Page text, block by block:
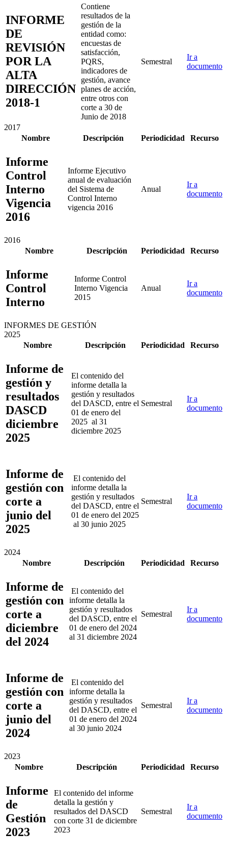
INFORME
DE
REVISIÓN
POR LA
ALTA
DIRECCIÓN
2018-1
Contiene
resultados de la
gestión de la
entidad como:
encuestas de
satisfacción,
PQRS,
indicadores de
gestión, avance
planes de acción,
entre otros con
corte a 30 de
Junio de 2018
Semestral
Ir a
documento
2017
Nombre
Descripción Periodicidad Recurso
Informe
Control
Interno
Vigencia
2016
Informe Ejecutivo
anual de evaluación
del Sistema de
Control Interno
vigencia 2016
Anual
Ir a
documento
2016
Nombre
Descripción Periodicidad Recurso
Informe
Control
Interno
Informe Control
Interno Vigencia
2015
Anual
Ir a
documento
INFORMES DE GESTIÓN
2025
Nombre
Descripción Periodicidad Recurso
Informe de
gestión y
resultados
DASCD
diciembre
2025
El contenido del
informe detalla la
gestión y resultados
del DASCD, entre el
01 de enero del
2025 al 31
diciembre 2025
Semestral
Ir a
documento
Informe de
gestión con
corte a
junio del
2025
El contenido del
informe detalla la
gestión y resultados
del DASCD, entre el
01 de enero del 2025
al 30 junio 2025
Semestral
Ir a
documento
2024
Nombre
Descripción Periodicidad Recurso
Informe de
gestión con
corte a
diciembre
del 2024
El contenido del
informe detalla la
gestión y resultados
del DASCD, entre el
01 de enero del 2024
al 31 diciembre 2024
Semestral
Ir a
documento
Informe de
gestión con
corte a
junio del
2024
El contenido del
informe detalla la
gestión y resultados
del DASCD, entre el
01 de enero del 2024
al 30 junio 2024
Semestral
Ir a
documento
2023
Nombre
Descripción Periodicidad Recurso
Informe
de
Gestión
2023
El contenido del informe
detalla la gestión y
resultados del DASCD
con corte 31 de diciembre
2023
Semestral
Ir a
documento